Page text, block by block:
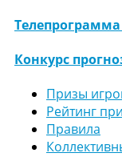
Конкурс
Призы
Рейтинг
Правила